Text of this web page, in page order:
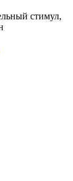
стимул,